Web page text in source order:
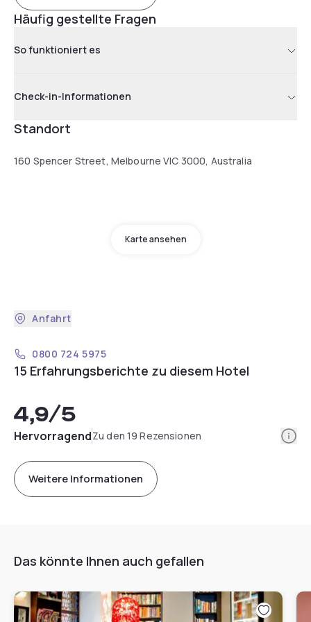
Häufig gestellte Fragen
So funktioniert es
Check-in-Informationen
Standort
160 Spencer Street, Melbourne VIC 3000, Australia
Karte ansehen
Anfahrt
0800 724 5975
15 Erfahrungsberichte zu diesem Hotel
4,9/5
HervorragendZu den 19 Rezensionen
Weitere Informationen
Das könnte Ihnen auch gefallen